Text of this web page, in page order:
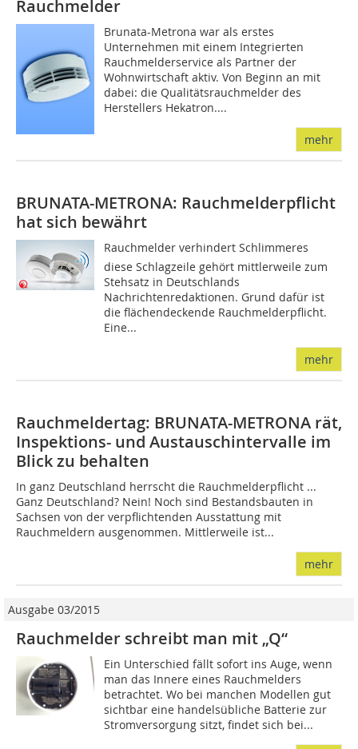
Rauchmelder
Brunata-Metrona war als erstes
Unternehmen mit einem Integrierten
Rauchmelderservice als Partner der
Wohnwirtschaft aktiv. Von Beginn an mit
dabei: die Qualitätsrauchmelder des
Herstellers Hekatron....
mehr
BRUNATA-METRONA: Rauchmelderpflicht
hat sich bewährt
Rauchmelder verhindert Schlimmeres 
diese Schlagzeile gehört mittlerweile zum
Stehsatz in Deutschlands
Nachrichtenredaktionen. Grund dafür ist
die flächendeckende Rauchmelderpflicht.
Eine...
mehr
Rauchmeldertag: BRUNATA-METRONA rät,
Inspektions- und Austauschintervalle im
Blick zu behalten
In ganz Deutschland herrscht die Rauchmelderpflicht ...
Ganz Deutschland? Nein! Noch sind Bestandsbauten in
Sachsen von der verpflichtenden Ausstattung mit
Rauchmeldern ausgenommen. Mittlerweile ist...
mehr
Ausgabe 03/2015
Rauchmelder schreibt man mit „Q“
Ein Unterschied fällt sofort ins Auge, wenn
man das Innere eines Rauchmelders
betrachtet. Wo bei manchen Modellen gut
sichtbar eine handelsübliche Batterie zur
Stromversorgung sitzt, findet sich bei...